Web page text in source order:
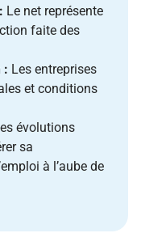
Le net représente
faite des
: Les entreprises
et conditions
évolutions
sa
à l’aube de